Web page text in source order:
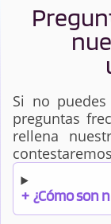
Si no
preguntas
rellena
+ ¿Cómo son